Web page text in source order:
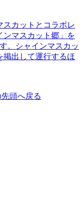
カットとコラボレ
ンマスカット郷」を
。シャインマスカッ
掲出して運行するほ
頭へ戻る